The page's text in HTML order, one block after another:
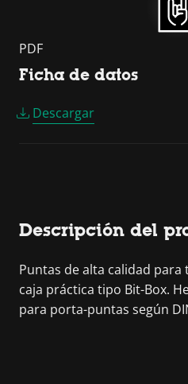
PDF
Ficha de datos
Descargar
Descripción del
Puntas de alta calidad
caja práctica tipo Bit-Box.
para porta-puntas según